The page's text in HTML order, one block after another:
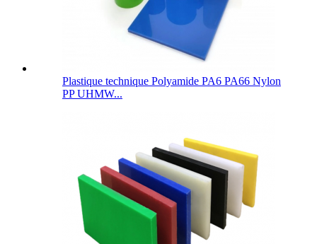
Plastique technique Polyamide PA6 PA66 Nylon
PP UHMW...